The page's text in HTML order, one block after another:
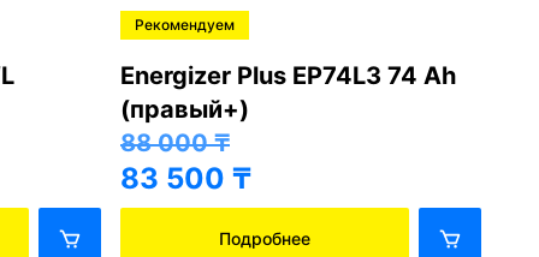
Рекомендуем
Energizer Plus EP74L3 74 Ah
(правый+)
88 000₸
83 500 ₸
Подробнее